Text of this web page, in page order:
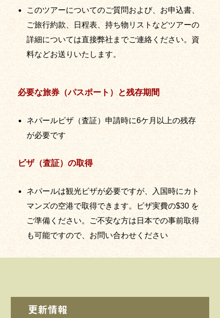
このツアーについてのご質問および、お申込書、
ご旅行約款、日程表、持ち物リストなどツアーの
詳細については直接弊社までご連絡ください。資
料などお送りいたします。
必要な旅券（パスポート）と残存期間
ネパールビザ（査証）申請時に6ケ月以上の残存
が必要です
ビザ（査証）の取得
ネパールは観光ビザが必要ですが、入国時にカト
マンズの空港で取得できます。ビザ実費の$30 を
ご準備ください。ご不安な方は日本での事前取得
も可能ですので、お問い合わせください
更新情報